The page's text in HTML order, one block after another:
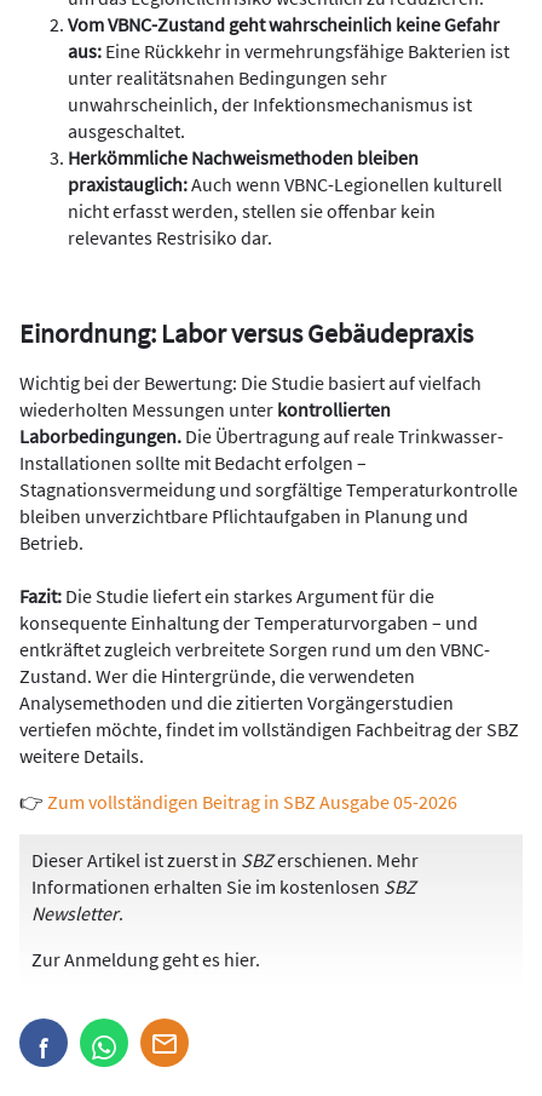
Vom VBNC-Zustand geht wahrscheinlich keine Gefahr
aus: Eine Rückkehr in vermehrungsfähige Bakterien ist
unter realitätsnahen Bedingungen sehr
unwahrscheinlich, der Infektionsmechanismus ist
ausgeschaltet.
Herkömmliche Nachweismethoden bleiben
praxistauglich:Auch wenn VBNC-Legionellen kulturell
nicht erfasst werden, stellen sie offenbar kein
relevantes Restrisiko dar.
Einordnung: Labor versus Gebäudepraxis
Wichtig bei der Bewertung: Die Studie basiert auf vielfach
wiederholten Messungen unter kontrollierten
Laborbedingungen. Die Übertragung auf reale Trinkwasser-
Installationen sollte mit Bedacht erfolgen –
Stagnationsvermeidung und sorgfältige Temperaturkontrolle
bleiben unverzichtbare Pflichtaufgaben in Planung und
Betrieb.
Fazit: Die Studie liefert ein starkes Argument für die
konsequente Einhaltung der Temperaturvorgaben – und
entkräftet zugleich verbreitete Sorgen rund um den VBNC-
Zustand. Wer die Hintergründe, die verwendeten
Analysemethoden und die zitierten Vorgängerstudien
vertiefen möchte, findet im vollständigen Fachbeitrag der SBZ
weitere Details.
👉 Zum vollständigen Beitrag in SBZ Ausgabe 05-2026
Dieser Artikel ist zuerst in SBZerschienen. Mehr
Informationen erhalten Sie im kostenlosen SBZ
Newsletter.
Zur Anmeldung geht es hier.